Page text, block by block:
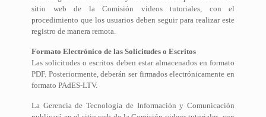
sitio web de la Comisión videos tutoriales, con el
procedimiento que los usuarios deben seguir para realizar este
registro de manera remota.
Formato Electrónico de las Solicitudes o Escritos
Las solicitudes o escritos deben estar almacenados en formato
PDF. Posteriormente, deberán ser firmados electrónicamente en
formato PAdES-LTV.
La Gerencia de Tecnología de Información y Comunicación